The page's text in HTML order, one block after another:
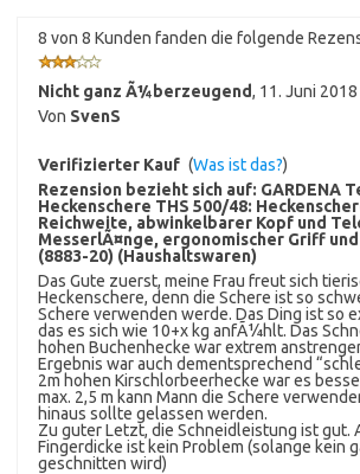
8 von 8 Kunden fanden die folgende
Nicht ganz Ã¼berzeugend, 11. Juni 2018
Von SvenS
Verifizierter Kauf (Was ist das?)
Rezension bezieht sich auf: GARDENA
Heckenschere THS 500/48:
Reichweite, abwinkelbarer Kopf und
MesserlÃ¤nge, ergonomischer Griff
(8883-20) (Haushaltswaren)
Das Gute zuerst, meine Frau freut sich
Heckenschere, denn die Schere ist so
Schere verwenden werde. Das Ding ist so
das es sich wie 10+x kg anfÃ¼hlt. Das
hohen Buchenhecke war extrem
Ergebnis war auch dementsprechend
2m hohen Kirschlorbeerhecke war es
max. 2,5 m kann Mann die Schere
hinaus sollte gelassen werden.
Zu guter Letzt, die Schneidleistung ist gut.
Fingerdicke ist kein Problem (solange kein
geschnitten wird)